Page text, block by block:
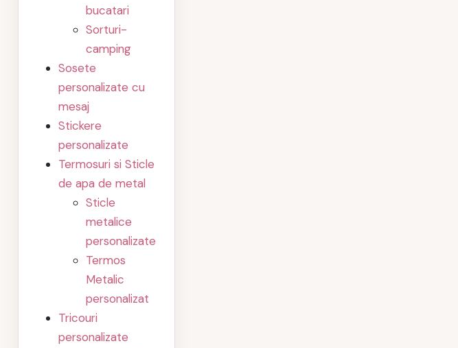
bucatari
Sorturi-
camping
Sosete
personalizate cu
mesaj
Stickere
personalizate
Termosuri si Sticle
de apa de metal
Sticle
metalice
personalizate
Termos
Metalic
personalizat
Tricouri
personalizate